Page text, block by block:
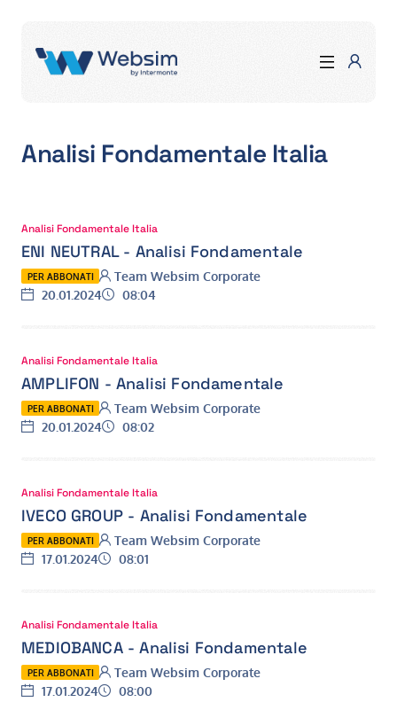
Analisi Fondamentale Italia
Analisi Fondamentale Italia
ENI NEUTRAL - Analisi Fondamentale
PER ABBONATI Autore:
Team Websim Corporate
Data:
20.01.2024 Ora:
08:04
Analisi Fondamentale Italia
AMPLIFON - Analisi Fondamentale
PER ABBONATI Autore:
Team Websim Corporate
Data:
20.01.2024 Ora:
08:02
Analisi Fondamentale Italia
IVECO GROUP - Analisi Fondamentale
PER ABBONATI Autore:
Team Websim Corporate
Data:
17.01.2024 Ora:
08:01
Analisi Fondamentale Italia
MEDIOBANCA - Analisi Fondamentale
PER ABBONATI Autore:
Team Websim Corporate
Data:
17.01.2024 Ora:
08:00